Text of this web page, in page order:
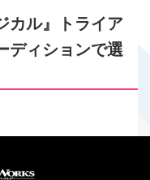
カル』トライア
ディションで選